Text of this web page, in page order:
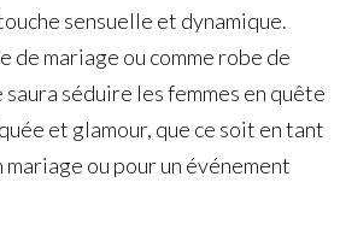
sensuelle et dynamique.
de mariage ou comme robe de
séduire les femmes en quête
et glamour, que ce soit en tant
ou pour un événement